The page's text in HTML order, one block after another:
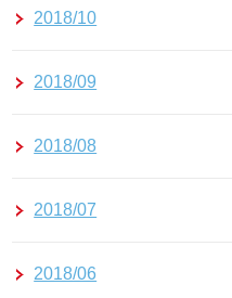
2018/10
2018/09
2018/08
2018/07
2018/06